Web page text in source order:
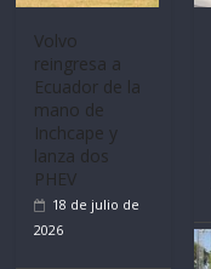
Volvo
reingresa a
Ecuador de la
mano de
Inchcape y
lanza dos
PHEV
18 de julio de
2026